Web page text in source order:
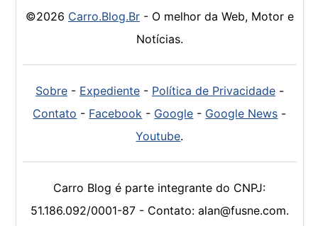
©2026 Carro.Blog.Br- O melhor da Web, Motor e
Notícias.
Sobre- Expediente- Política de Privacidade-
Contato - Facebook - Google - Google News -
Youtube.
Carro Blog é parte integrante do CNPJ:
51.186.092/0001-87 - Contato: alan@fusne.com.